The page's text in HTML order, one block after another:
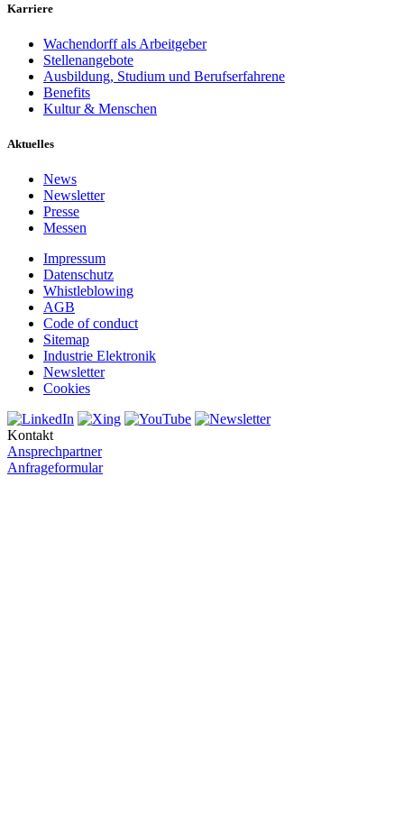
Karriere
Wachendorff als Arbeitgeber
Stellenangebote
Ausbildung, Studium und Berufserfahrene
Benefits
Kultur & Menschen
Aktuelles
News
Newsletter
Presse
Messen
Impressum
Datenschutz
Whistleblowing
AGB
Code of conduct
Sitemap
Industrie Elektronik
Newsletter
Cookies
Kontakt
Ansprechpartner
Anfrageformular